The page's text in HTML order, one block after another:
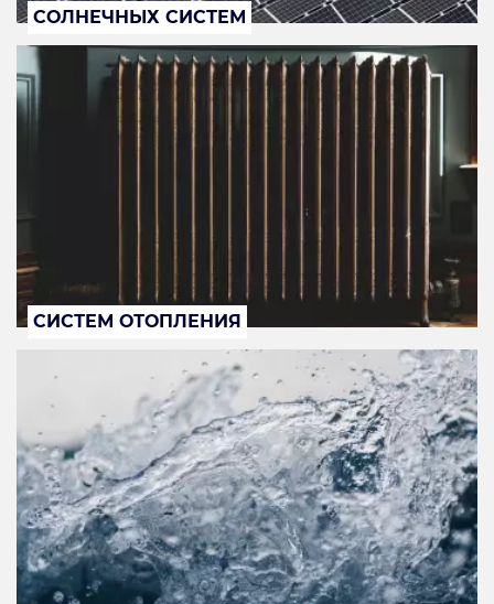
СОЛНЕЧНЫХ СИСТЕМ
СИСТЕМ ОТОПЛЕНИЯ